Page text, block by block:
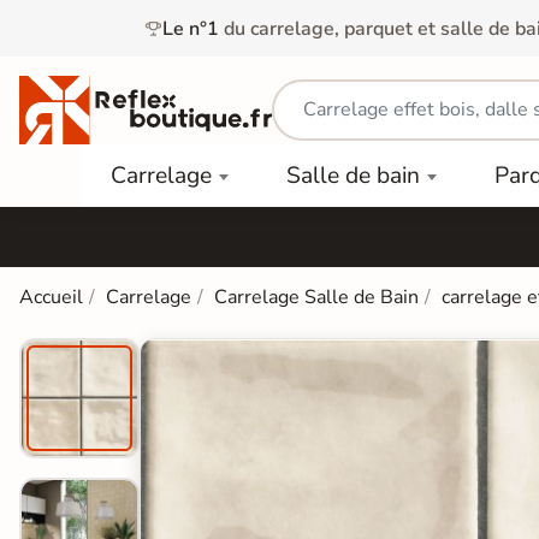
Le n°1 du carrelage, parquet et salle de
Carrelage
Carrelage
Extérieur
Dalle
Terrasse
Sur Plot
Carrelage
Salle de
Bain
Colle &
Finition
Salle de bain
Douche
Baignoires
et Balnéos
WC
Carrelage
Salle de
Bain
Contrecollé
PAR
COULEUR
Stratifié
Bois
clair
TYPE
PVC
Dalles
PVC
Lames
Accueil Carrelage Carrelage Salle de Bain carrelage